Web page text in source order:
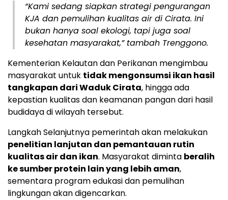
“Kami sedang siapkan strategi pengurangan
KJA dan pemulihan kualitas air di Cirata. Ini
bukan hanya soal ekologi, tapi juga soal
kesehatan masyarakat,” tambah Trenggono.
Kementerian Kelautan dan Perikanan mengimbau
masyarakat untuk tidak mengonsumsi ikan hasil
tangkapan dari Waduk Cirata, hingga ada
kepastian kualitas dan keamanan pangan dari hasil
budidaya di wilayah tersebut.
Langkah Selanjutnya pemerintah akan melakukan
penelitian lanjutan dan pemantauan rutin
kualitas air dan ikan. Masyarakat diminta beralih
ke sumber protein lain yang lebih aman,
sementara program edukasi dan pemulihan
lingkungan akan digencarkan.